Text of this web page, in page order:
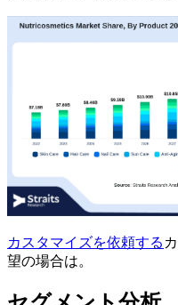
カスタマイズを依頼する
望の場合は。